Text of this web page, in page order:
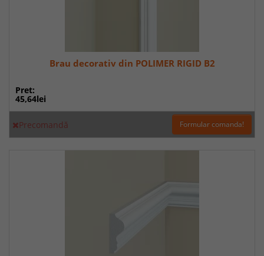
Brau decorativ din POLIMER RIGID B2
Pret:
45,64lei
Precomandă Formular comanda!